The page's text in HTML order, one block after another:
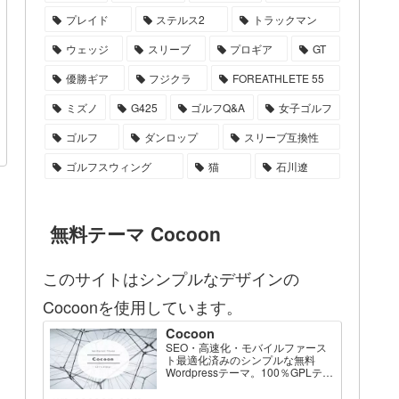
プレイド
ステルス2
トラックマン
ウェッジ
スリーブ プロギア
GT
優勝ギア
フジクラ
FOREATHLETE 55
ミズノ
G425 ゴルフQ&A
女子ゴルフ
ゴルフ
ダンロップ
スリーブ互換性
ゴルフスウィング
猫 石川遼
無料テーマ Cocoon
このサイトはシンプルなデザインの
Cocoonを使用しています。
Cocoon
SEO・高速化・モバイルファース
ト最適化済みのシンプルな無料
Wordpressテーマ。100％GPLテー